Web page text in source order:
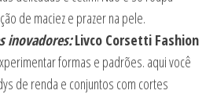
de maciez e prazer na pele.
inovadores:Livco Corsetti Fashion
formas e padrões. aqui você
de renda e conjuntos com cortes